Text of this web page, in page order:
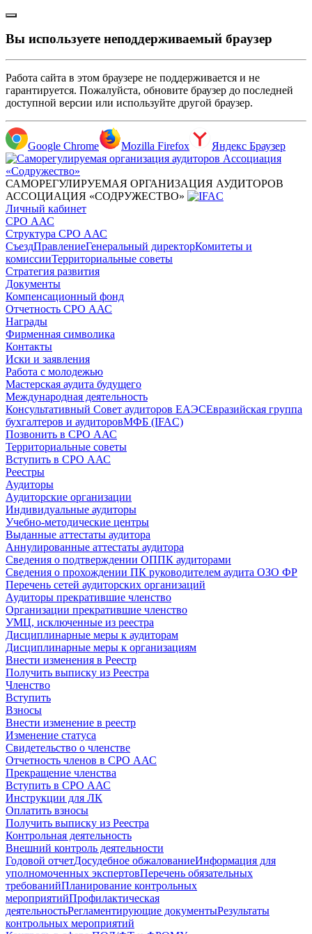
Вы используете неподдерживаемый браузер
Работа сайта в этом браузере не поддерживается и не
гарантируется. Пожалуйста, обновите браузер до последней
доступной версии или используйте другой браузер.
Google Chrome Mozilla Firefox Яндекс Браузер
САМОРЕГУЛИРУЕМАЯ ОРГАНИЗАЦИЯ АУДИТОРОВ
АССОЦИАЦИЯ «СОДРУЖЕСТВО»
Личный кабинет
СРО ААС
Структура СРО ААС
СъездПравлениеГенеральный директорКомитеты и
комиссииТерриториальные советы
Стратегия развития
Документы
Компенсационный фонд
Отчетность СРО ААС
Награды
Фирменная символика
Контакты
Иски и заявления
Работа с молодежью
Мастерская аудита будущего
Международная деятельность
Консультативный Совет аудиторов ЕАЭСЕвразийская группа
бухгалтеров и аудиторовМФБ (IFAC)
Позвонить в СРО ААС
Территориальные советы
Вступить в СРО ААС
Реестры
Аудиторы
Аудиторские организации
Индивидуальные аудиторы
Учебно-методические центры
Выданные аттестаты аудитора
Аннулированные аттестаты аудитора
Сведения о подтверждении ОППК аудиторами
Сведения о прохождении ПК руководителем аудита ОЗО ФР
Перечень сетей аудиторских организаций
Аудиторы прекратившие членство
Организации прекратившие членство
УМЦ, исключенные из реестра
Дисциплинарные меры к аудиторам
Дисциплинарные меры к организациям
Внести изменения в Реестр
Получить выписку из Реестра
Членство
Вступить
Взносы
Внести изменение в реестр
Изменение статуса
Свидетельство о членстве
Отчетность членов в СРО ААС
Прекращение членства
Вступить в СРО ААС
Инструкции для ЛК
Оплатить взносы
Получить выписку из Реестра
Контрольная деятельность
Внешний контроль деятельности
Годовой отчетДосудебное обжалованиеИнформация для
уполномоченных экспертовПеречень обязательных
требованийПланирование контрольных
мероприятийПрофилактическая
деятельностьРегламентирующие документыРезультаты
контрольных мероприятий